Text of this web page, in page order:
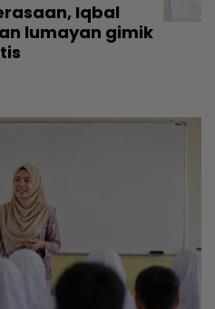
Iqbal
lumayan gimik